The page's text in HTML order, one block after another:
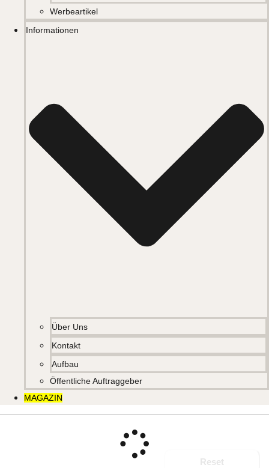
Werbeartikel
Informationen
Über Uns
Kontakt
Aufbau
Öffentliche Auftraggeber
MAGAZIN
Reset